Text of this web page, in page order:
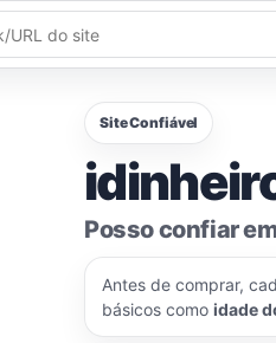
Site Confiável
Posso confiar
Antes de comprar,
básicos como idade